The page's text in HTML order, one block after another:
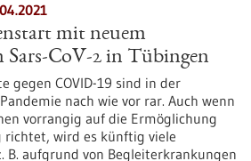
mit neuem
Sars-CoV-2 in Tübingen
gegen COVID-19 sind in der
nach wie vor rar. Auch wenn
vorrangig auf die Ermöglichung
richtet, wird es künftig viele
B. aufgrund von Begleiterkrankungen